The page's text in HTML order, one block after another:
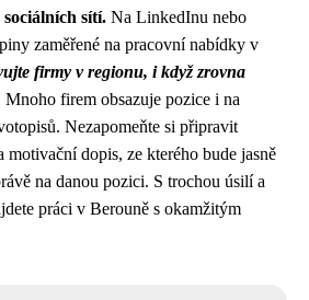
sítí. Na LinkedInu nebo
zaměřené na pracovní nabídky v
firmy v regionu, i když zrovna
Mnoho firem obsazuje pozice i na
Nezapomeňte si připravit
motivační dopis, ze kterého bude jasně
na danou pozici. S trochou úsilí a
práci v Berouně s okamžitým